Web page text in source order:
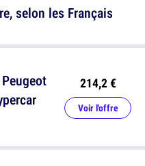
selon les Français
214,2 €
Voir l'offre